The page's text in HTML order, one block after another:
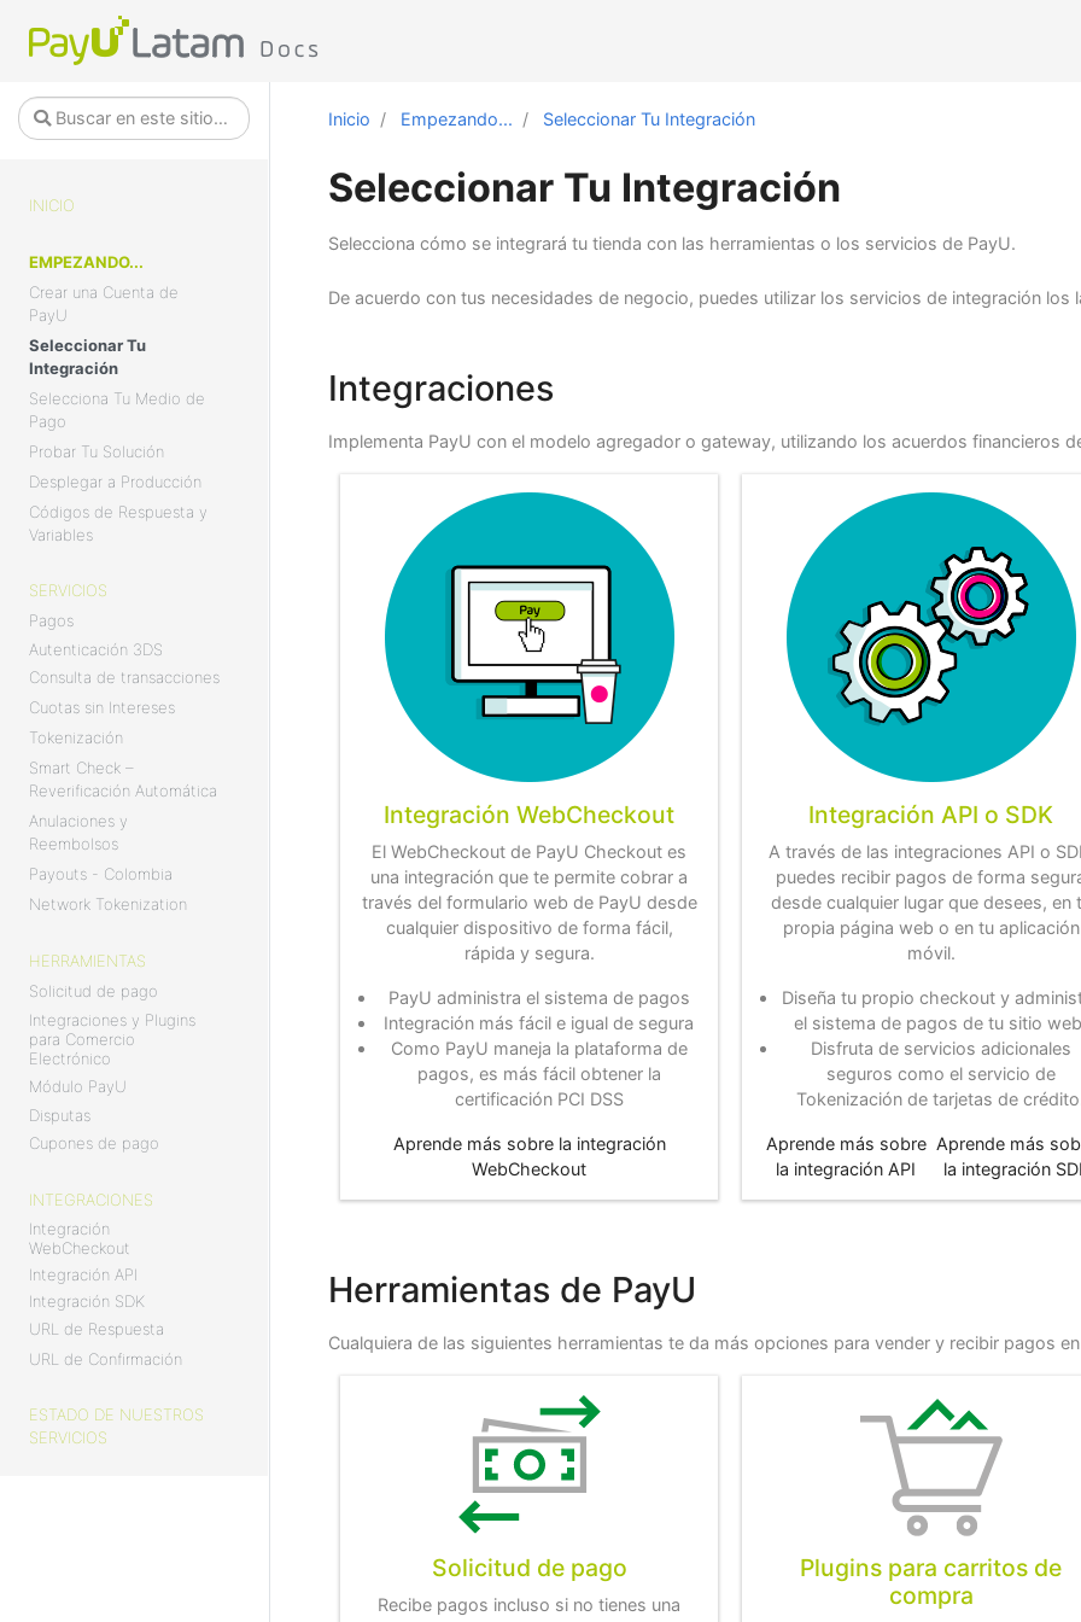
INICIO
EMPEZANDO...
Crear una Cuenta de
PayU
Seleccionar Tu
Integración
Selecciona Tu Medio de
Pago
Probar Tu Solución
Desplegar a Producción
Códigos de Respuesta y
Variables
SERVICIOS
Pagos
Autenticación 3DS
Consulta de transacciones
Cuotas sin Intereses
Tokenización
Smart Check –
Reverificación Automática
Anulaciones y
Reembolsos
Payouts - Colombia
Network Tokenization
HERRAMIENTAS
Solicitud de pago
Integraciones y Plugins
para Comercio
Electrónico
Módulo PayU
Disputas
Cupones de pago
INTEGRACIONES
Integración
WebCheckout
Integración API
Integración SDK
URL de Respuesta
URL de Confirmación
ESTADO DE NUESTROS
SERVICIOS
Inicio Empezando... Seleccionar Tu Integración
Seleccionar Tu Integración
Selecciona cómo se integrará tu tienda con las herramientas o los servicios de PayU.
De acuerdo con tus necesidades de negocio, puedes utilizar los servicios de integración los
Integraciones
Implementa PayU con el modelo agregador o gateway, utilizando los acuerdos financieros
Integración WebCheckout
El WebCheckout de PayU Checkout es
una integración que te permite cobrar a
través del formulario web de PayU desde
cualquier dispositivo de forma fácil,
rápida y segura.
PayU administra el sistema de pagos
Integración más fácil e igual de segura
Como PayU maneja la plataforma de
pagos, es más fácil obtener la
certificación PCI DSS
Aprende más sobre la integración
WebCheckout
IntegraciónAPI o SDK
A través de las integraciones API o
puedes recibir pagos de forma
desde cualquier lugar que desees, en
propia página web o en tu aplicación
móvil.
Diseña tu propio checkout y
el sistema de pagos de tu sitio
Disfruta de servicios adicionales
seguros como el servicio de
Tokenización de tarjetas de
Aprende más sobre
la integración API
Aprende más
la integración
Herramientas de PayU
Cualquiera de las siguientes herramientas te da más opciones para vender y recibir pagos en
Solicitud de pago
Recibe pagos incluso si no tienes una
Plugins para carritos de
compra